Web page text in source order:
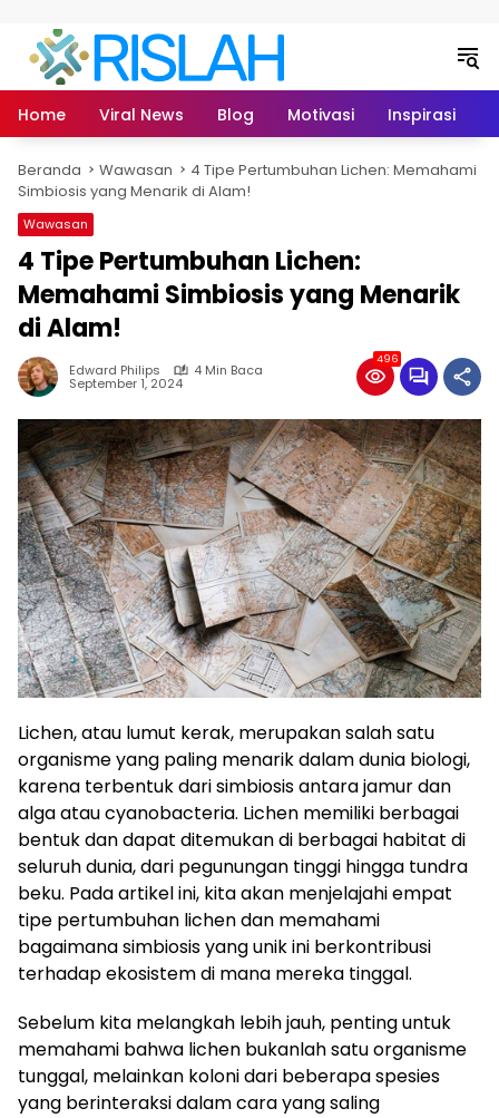
Home Viral News Blog Motivasi Inspirasi
Beranda Wawasan
4 Tipe Pertumbuhan Lichen: Memahami
Simbiosis yang Menarik di Alam!
Wawasan
4 Tipe Pertumbuhan Lichen:
Memahami Simbiosis yang Menarik
di Alam!
Edward Philips 4 Min Baca
September 1, 2024
496
Lichen, atau lumut kerak, merupakan salah satu
organisme yang paling menarik dalam dunia biologi,
karena terbentuk dari simbiosis antara jamur dan
alga atau cyanobacteria. Lichen memiliki berbagai
bentuk dan dapat ditemukan di berbagai habitat di
seluruh dunia, dari pegunungan tinggi hingga tundra
beku. Pada artikel ini, kita akan menjelajahi empat
tipe pertumbuhan lichen dan memahami
bagaimana simbiosis yang unik ini berkontribusi
terhadap ekosistem di mana mereka tinggal.
Sebelum kita melangkah lebih jauh, penting untuk
memahami bahwa lichen bukanlah satu organisme
tunggal, melainkan koloni dari beberapa spesies
yang berinteraksi dalam cara yang saling